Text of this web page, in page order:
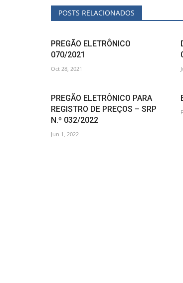
POSTS RELACIONADOS
PREGÃO ELETRÔNICO
070/2021
Oct 28, 2021
PREGÃO ELETRÔNICO PARA
REGISTRO DE PREÇOS – SRP
N.º 032/2022
Jun 1, 2022